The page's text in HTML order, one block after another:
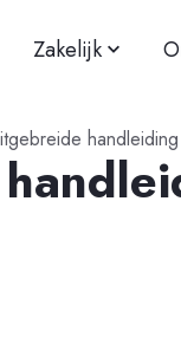
Zakelijk